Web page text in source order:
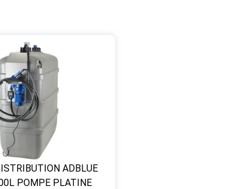
ADBLUE
POMPE PLATINE